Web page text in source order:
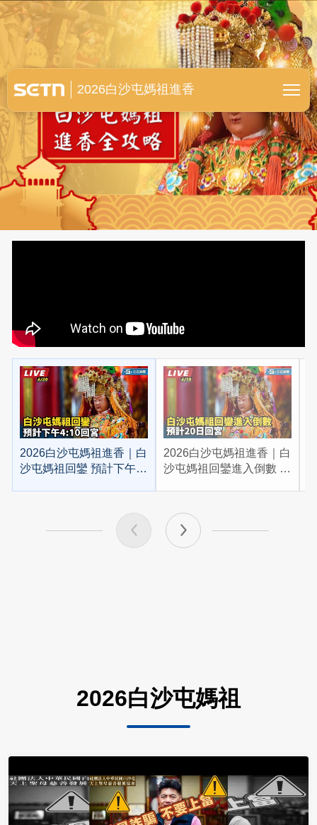
白沙屯媽祖進香全紀錄
2026白沙屯媽祖進香
2026白沙屯媽祖進香｜白
沙屯媽祖回鑾 預計下午
2026白沙屯媽祖進香｜白
沙屯媽祖回鑾進入倒數 預
2026白沙屯媽祖